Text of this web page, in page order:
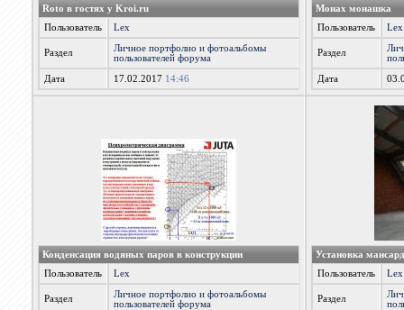
Roto в гостях у Kroi.ru
Пользователь
Lex
Раздел
Личное портфолио и фотоальбомы
пользователей форума
Дата 17.02.2017 14:46
Монах монашка
Пользователь
Lex
Раздел
Дата
Конденсация водяных паров в конструкции
Пользователь
Lex
Раздел
Личное портфолио и фотоальбомы
пользователей форума
Установка
Пользователь
Lex
Раздел